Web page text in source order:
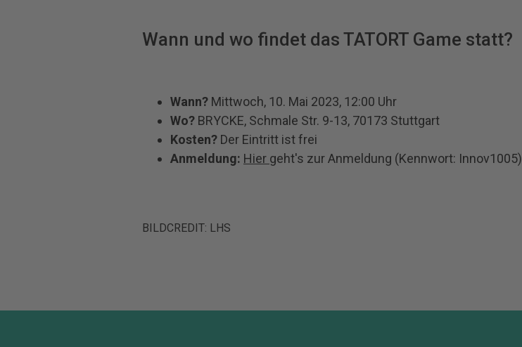
Wann und wo findet das TATORT Game statt?
Wann? Mittwoch, 10. Mai 2023, 12:00 Uhr
Wo? BRYCKE, Schmale Str. 9-13, 70173 Stuttgart
Kosten? Der Eintritt ist frei
Anmeldung: Hier geht's zur Anmeldung (Kennwort: Innov1005)
BILDCREDIT: LHS